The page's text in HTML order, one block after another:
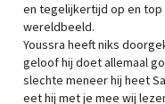
en tegelijkertijd op en top
wereldbeeld.
Youssra heeft niks
geloof hij doet allemaal
slechte meneer hij heet
eet hij met je mee wij